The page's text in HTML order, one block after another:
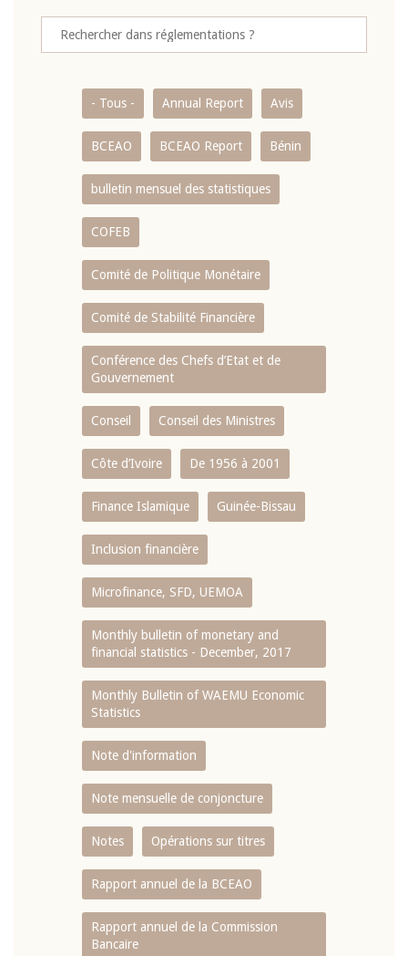
- Tous - Annual Report Avis
BCEAO BCEAO Report Bénin
bulletin mensuel des statistiques
COFEB
Comité de Politique Monétaire
Comité de Stabilité Financière
Conférence des Chefs d’Etat et de
Gouvernement
Conseil Conseil des Ministres
Côte d’Ivoire De 1956 à 2001
Finance Islamique Guinée-Bissau
Inclusion financière
Microfinance, SFD, UEMOA
Monthly bulletin of monetary and
financial statistics - December, 2017
Monthly Bulletin of WAEMU Economic
Statistics
Note d'information
Note mensuelle de conjoncture
Notes Opérations sur titres
Rapport annuel de la BCEAO
Rapport annuel de la Commission
Bancaire